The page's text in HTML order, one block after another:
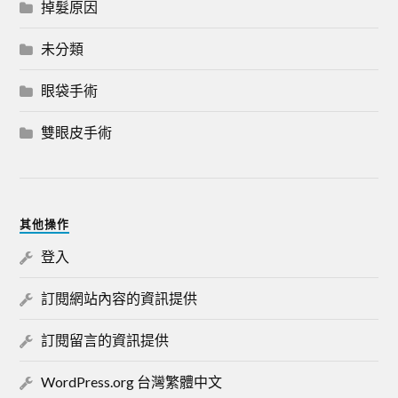
掉髮原因
未分類
眼袋手術
雙眼皮手術
其他操作
登入
訂閱網站內容的資訊提供
訂閱留言的資訊提供
WordPress.org 台灣繁體中文